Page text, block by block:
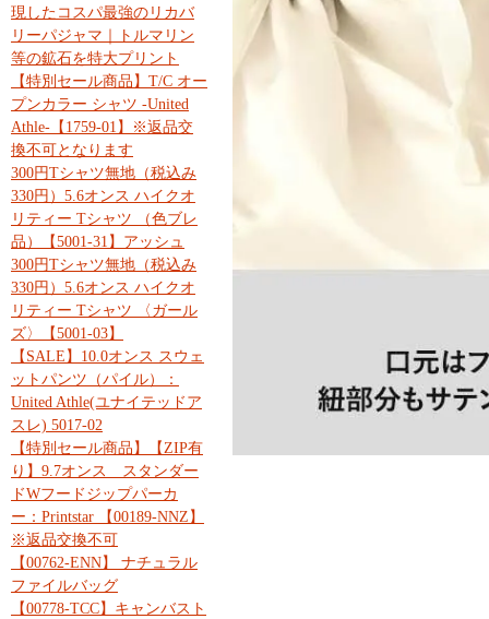
現したコスパ最強のリカバ
リーパジャマ｜トルマリン
等の鉱石を特大プリント
【特別セール商品】T/C オー
プンカラー シャツ -United
Athle-【1759-01】※返品交
換不可となります
300円Tシャツ無地（税込み
330円）5.6オンス ハイクオ
リティー Tシャツ （色ブレ
品）【5001-31】アッシュ
300円Tシャツ無地（税込み
330円）5.6オンス ハイクオ
リティー Tシャツ 〈ガール
ズ〉【5001-03】
【SALE】10.0オンス スウェ
ットパンツ（パイル）：
United Athle(ユナイテッドア
スレ) 5017-02
【特別セール商品】【ZIP有
り】9.7オンス スタンダー
ドWフードジップパーカ
ー：Printstar 【00189-NNZ】
※返品交換不可
【00762-ENN】 ナチュラル
ファイルバッグ
【00778-TCC】キャンバスト